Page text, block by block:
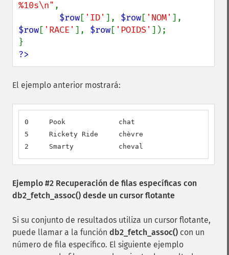
%10s\n" ,
$row[ 'ID' ], $row[ 'NOM'
$row[ 'RACE' ], $row[ 'POIDS' ]);
?>
El ejemplo anterior mostrará:
0     Pook             chat
5     Rickety Ride     chèvre
2     Smarty           cheval
Ejemplo #2 Recuperación de filas específicas con
db2_fetch_assoc() desde un cursor flotante
Si su conjunto de resultados utiliza un cursor flotante,
puede llamar a la función db2_fetch_assoc() con un
número de fila específico. El siguiente ejemplo